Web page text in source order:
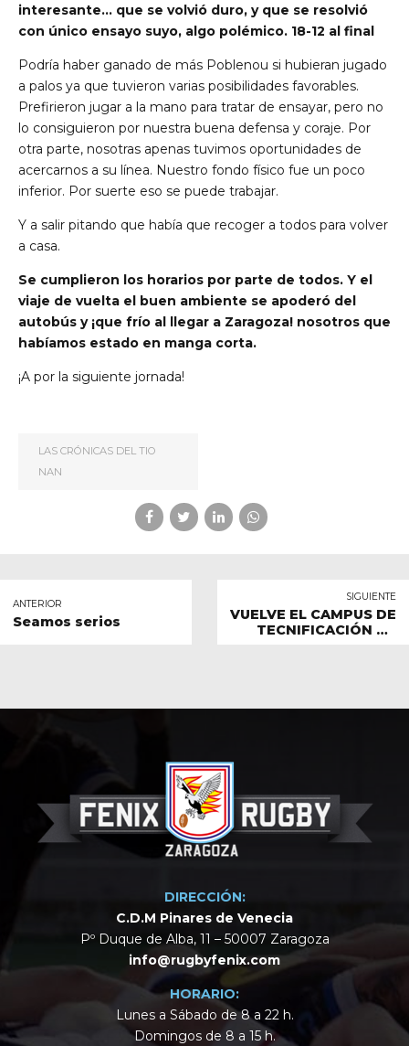
interesante… que se volvió duro, y que se resolvió
con único ensayo suyo, algo polémico. 18-12 al final
Podría haber ganado de más Poblenou si hubieran jugado
a palos ya que tuvieron varias posibilidades favorables.
Prefirieron jugar a la mano para tratar de ensayar, pero no
lo consiguieron por nuestra buena defensa y coraje. Por
otra parte, nosotras apenas tuvimos oportunidades de
acercarnos a su línea. Nuestro fondo físico fue un poco
inferior. Por suerte eso se puede trabajar.
Y a salir pitando que había que recoger a todos para volver
a casa.
Se cumplieron los horarios por parte de todos. Y el
viaje de vuelta el buen ambiente se apoderó del
autobús y ¡que frío al llegar a Zaragoza! nosotros que
habíamos estado en manga corta.
¡A por la siguiente jornada!
LAS CRÓNICAS DEL TIO
NAN
ANTERIOR
Seamos serios
SIGUIENTE
VUELVE EL CAMPUS DE
TECNIFICACIÓN DE
DIRECCIÓN:
C.D.M Pinares de Venecia
Pº Duque de Alba, 11 – 50007 Zaragoza
info@rugbyfenix.com
HORARIO:
Lunes a Sábado de 8 a 22 h.
Domingos de 8 a 15 h.